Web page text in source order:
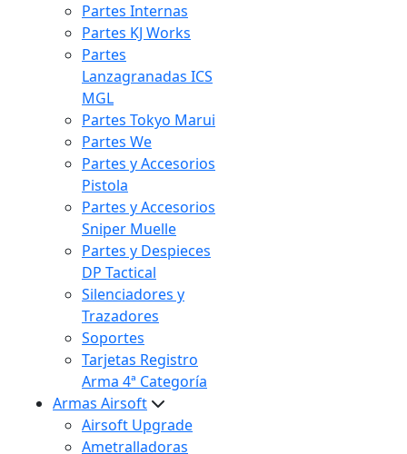
Partes Internas
Partes KJ Works
Partes
Lanzagranadas ICS
MGL
Partes Tokyo Marui
Partes We
Partes y Accesorios
Pistola
Partes y Accesorios
Sniper Muelle
Partes y Despieces
DP Tactical
Silenciadores y
Trazadores
Soportes
Tarjetas Registro
Arma 4ª Categoría
Armas Airsoft
Airsoft Upgrade
Ametralladoras